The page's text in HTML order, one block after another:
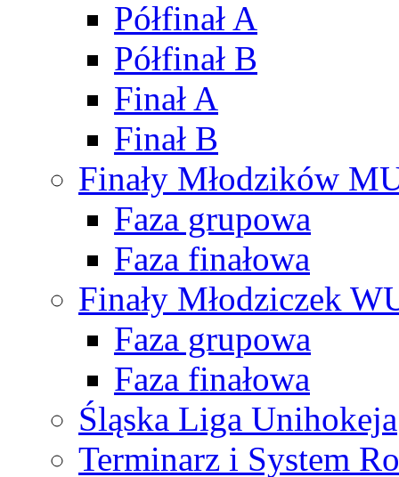
Półfinał A
Półfinał B
Finał A
Finał B
Finały Młodzików
Faza grupowa
Faza finałowa
Finały Młodziczek
Faza grupowa
Faza finałowa
Śląska Liga Unihokeja
Terminarz i System